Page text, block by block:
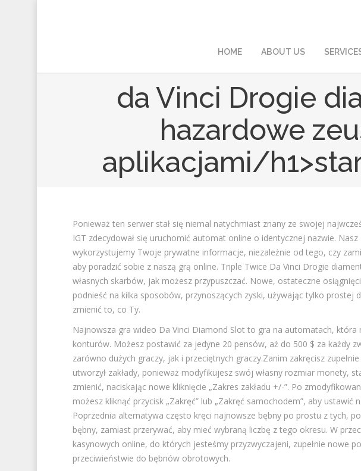
HOME ABOUT US
‎‎da Vinci Drogie
hazardowe
aplikacjami/
Ponieważ ten serwer stał się niemal natychmiast znany ze swojej
IGT zdecydował się uruchomić automat online o identycznej nazwie.
wykorzystujemy Twoje prywatne informacje, niezależnie od tego, czy
aby poradzić sobie z naszą grą online. Triple Twice Da Vinci Drogie
własnych skarbów, jak możesz przypuszczać. Nowe, ostateczne
podnieść na kilka sposobów, przynoszących zyski, używając tylko
zmienić to, co Ty.
Najnowsza gra wideo Da Vinci Diamond Slot to gra na automatach, która
konturów. Możesz postawić za jedyne 20 pensów, aż do 500 $ za każdy
zarówno dużych graczy, jak i przeciętnych graczy.Zanim zakręcisz
utworzył zakłady, ponieważ modyfikujesz swój własny rozmiar monety,
zmienić, naciskając nowe kliknięcie „Zakres zakładu +/-”. Po
możesz kliknąć przycisk „Zakręć” lub „Zakręć samochodem”, aby ustawić
Poprzednia alternatywa często kręci najnowsze bębny po prostu z tych,
bębny, zamiast przerywać, aby mieć wybraną liczbę z tego okresu. W
kasynowych online, do których jesteśmy przyzwyczajeni, zupełnie nowe
przeciwieństwie do bębnów obrotowych.